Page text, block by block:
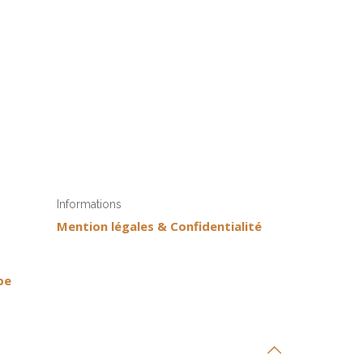
Informations
Mention légales & Confidentialité